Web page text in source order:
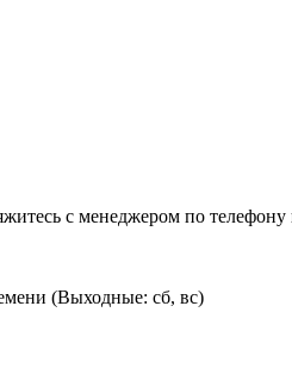
с менеджером по
(Выходные: сб, вс)